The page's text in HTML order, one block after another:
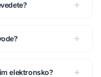
elektronsko?